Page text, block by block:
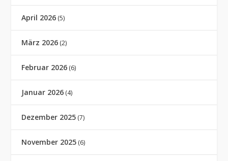
April 2026 (5)
März 2026 (2)
Februar 2026 (6)
Januar 2026 (4)
Dezember 2025 (7)
November 2025 (6)